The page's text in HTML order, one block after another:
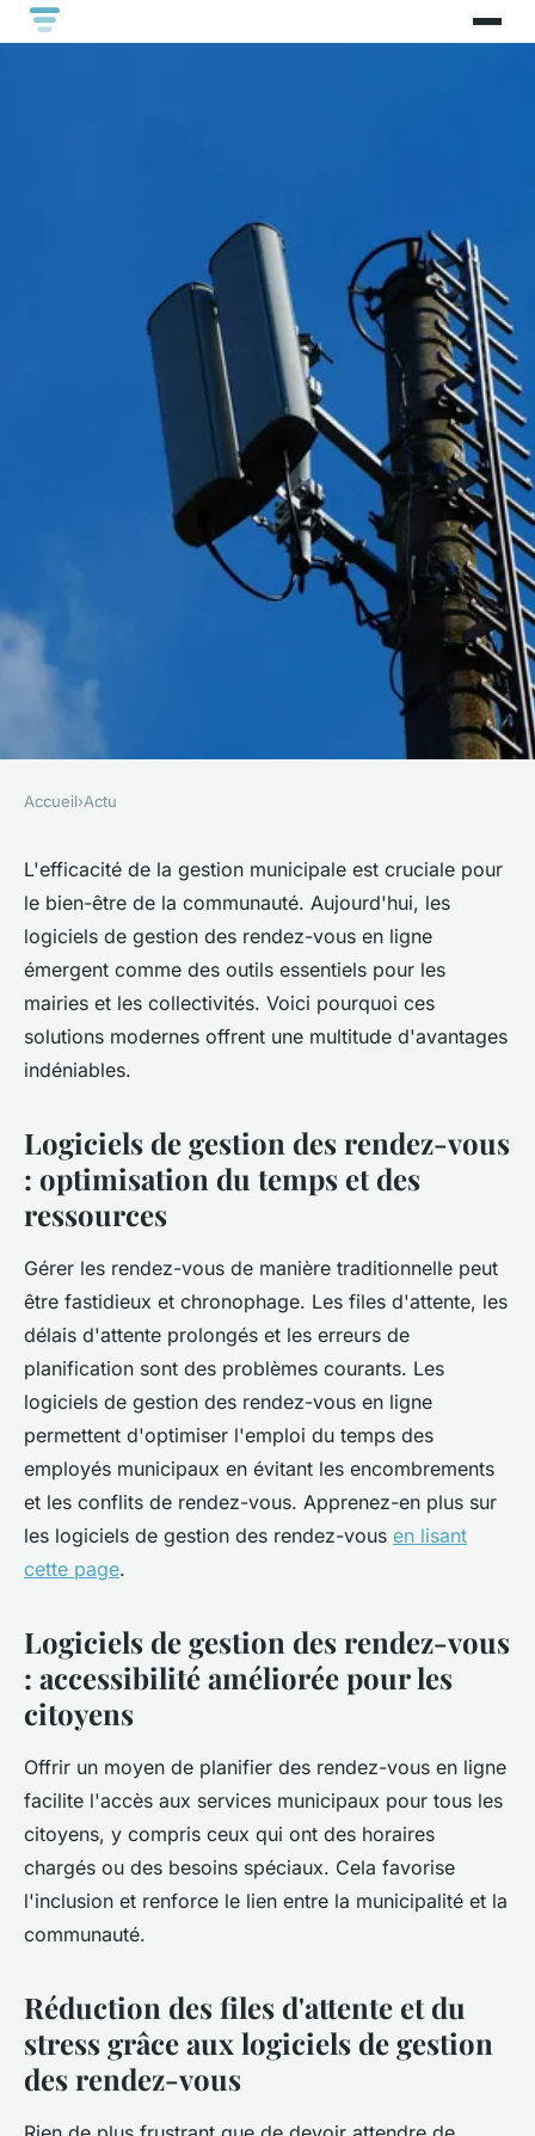
Révolutionnez l'organisation :
les logiciels de gestion des
rendez-vous en ligne pour les
mairies
ulrich•16 octobre 2023•3 min de lecture
Accueil›Actu
L'efficacité de la gestion municipale est cruciale pour
le bien-être de la communauté. Aujourd'hui, les
logiciels de gestion des rendez-vous en ligne
émergent comme des outils essentiels pour les
mairies et les collectivités. Voici pourquoi ces
solutions modernes offrent une multitude d'avantages
indéniables.
Logiciels de gestion des rendez-vous
: optimisation du temps et des
ressources
Gérer les rendez-vous de manière traditionnelle peut
être fastidieux et chronophage. Les files d'attente, les
délais d'attente prolongés et les erreurs de
planification sont des problèmes courants. Les
logiciels de gestion des rendez-vous en ligne
permettent d'optimiser l'emploi du temps des
employés municipaux en évitant les encombrements
et les conflits de rendez-vous. Apprenez-en plus sur
les logiciels de gestion des rendez-vous en lisant
cette page.
Logiciels de gestion des rendez-vous
: accessibilité améliorée pour les
citoyens
Offrir un moyen de planifier des rendez-vous en ligne
facilite l'accès aux services municipaux pour tous les
citoyens, y compris ceux qui ont des horaires
chargés ou des besoins spéciaux. Cela favorise
l'inclusion et renforce le lien entre la municipalité et la
communauté.
Réduction des files d'attente et du
stress grâce aux logiciels de gestion
des rendez-vous